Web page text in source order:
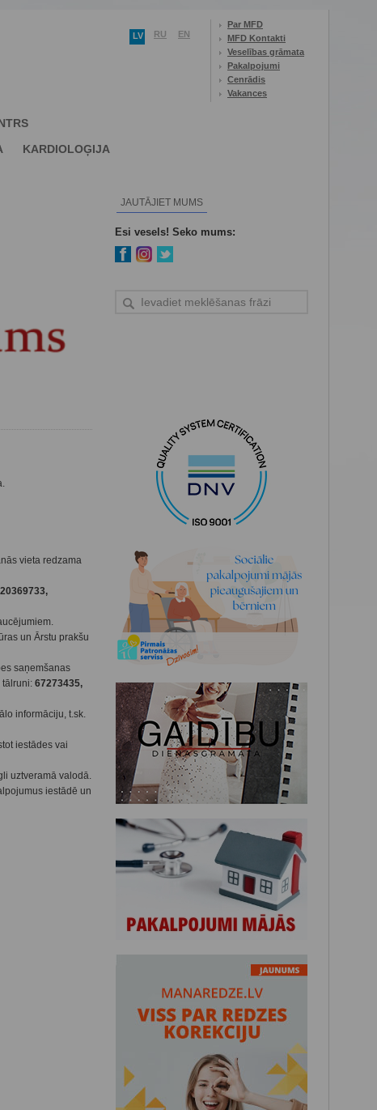
LV RU EN
Par MFD
MFD Kontakti
Veselības grāmata
Pakalpojumi
Cenrādis
Vakances
KARDIOLOĢIJA
JAUTĀJIET MUMS
Esi vesels! Seko mums:
vieta redzama
un Ārstu prakšu
saņemšanas
tālruni: 67273435,
informāciju, t.sk.
iestādes vai
uztveramā valodā.
iestādē un